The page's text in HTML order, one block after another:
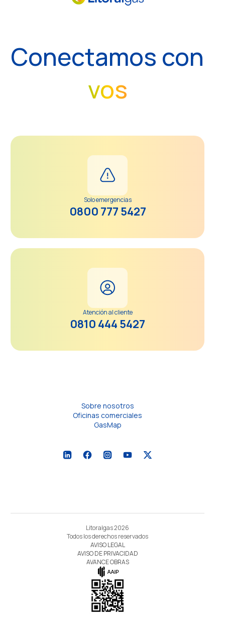
Conectamos con
vos
Solo emergencias
0800 777 5427
Atención al cliente
0810 444 5427
Sobre nosotros
Oficinas comerciales
GasMap
Litoralgas 2026
Todos los derechos reservados
AVISO LEGAL
AVISO DE PRIVACIDAD
AVANCE OBRAS